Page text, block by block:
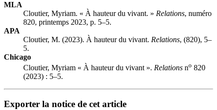
MLA
Cloutier, Myriam. « À hauteur du vivant. » Relations, numéro
820, printemps 2023, p. 5–5.
APA
Cloutier, M. (2023). À hauteur du vivant. Relations, (820), 5–
5.
Chicago
Cloutier, Myriam « À hauteur du vivant ». Relations no 820
(2023) : 5–5.
Exporter la notice de cet article